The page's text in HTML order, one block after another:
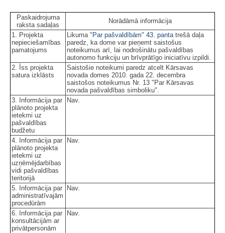
Paskaidrojuma
raksta sadaļas
Norādāmā informācija
1. Projekta
nepieciešamības
pamatojums
Likuma " Par pašvaldībām" 43. panta trešā daļa
paredz, ka dome var pieņemt saistošus
noteikumus arī, lai nodrošinātu pašvaldības
autonomo funkciju un brīvprātīgo iniciatīvu izpildi.
2. Īss projekta
satura izklāsts
Saistošie noteikumi paredz atcelt Kārsavas
novada domes 2010. gada 22. decembra
saistošos noteikumus Nr. 13 "Par Kārsavas
novada pašvaldības simboliku".
3. Informācija par
plānoto projekta
ietekmi uz
pašvaldības
budžetu
Nav.
4. Informācija par
plānoto projekta
ietekmi uz
uzņēmējdarbības
vidi pašvaldības
teritorijā
Nav.
5. Informācija par
administratīvajām
procedūrām
Nav.
6. Informācija par
konsultācijām ar
privātpersonām
Nav.